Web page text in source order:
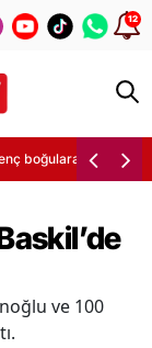
12
boğularak yaşamını
ve 100